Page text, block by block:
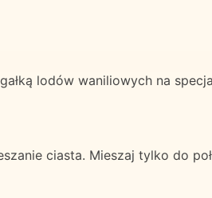
lodów waniliowych na
ciasta. Mieszaj tylko do